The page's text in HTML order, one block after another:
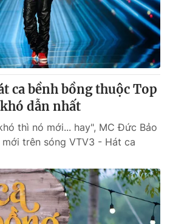
lai
Podcast
Shorts video
ca bềnh bồng thuộc Top
dẫn nhất
thì nó mới... hay", MC Đức Bảo
trên sóng VTV3 - Hát ca